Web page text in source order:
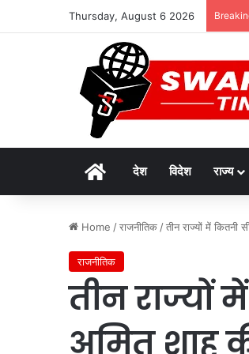
Thursday, August 6 2026
Homeदेश विदेश राज्य
Home /राजनीतिक /तीन राज्यों में कितनी
राजनीतिक
तीन राज्यों
अमित शाह